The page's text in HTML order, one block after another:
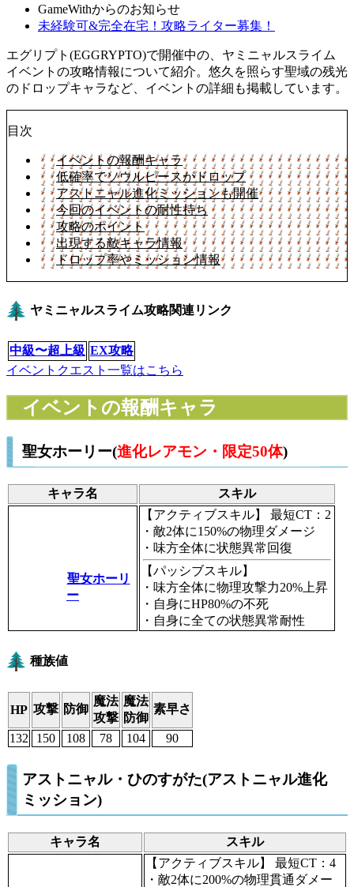
GameWithからのお知らせ
未経験可&完全在宅！攻略ライター募集！
エグリプト(EGGRYPTO)で開催中の、ヤミニャルスライム
イベントの攻略情報について紹介。悠久を照らす聖域の残光
のドロップキャラなど、イベントの詳細も掲載しています。
目次
イベントの報酬キャラ
低確率でソウルピースがドロップ
アストニャル進化ミッションも開催
今回のイベントの耐性持ち
攻略のポイント
出現する敵キャラ情報
ドロップ率やミッション情報
ヤミニャルスライム攻略関連リンク
中級〜超上級 EX攻略
イベントクエスト一覧はこちら
イベントの報酬キャラ
聖女ホーリー(進化レアモン・限定50体)
キャラ名 スキル
聖女ホーリ
ー
【アクティブスキル】
最短CT：2
・敵2体に150%の物理ダメージ
・味方全体に状態異常回復
【パッシブスキル】
・味方全体に物理攻撃力20%上昇
・自身にHP80%の不死
・自身に全ての状態異常耐性
種族値
HP 攻撃 防御
魔法
攻撃
魔法
防御
素早さ
132 150 108 78 104 90
アストニャル・ひのすがた(アストニャル進化
ミッション)
キャラ名 スキル
【アクティブスキル】
最短CT：4
・敵2体に200%の物理貫通ダメー